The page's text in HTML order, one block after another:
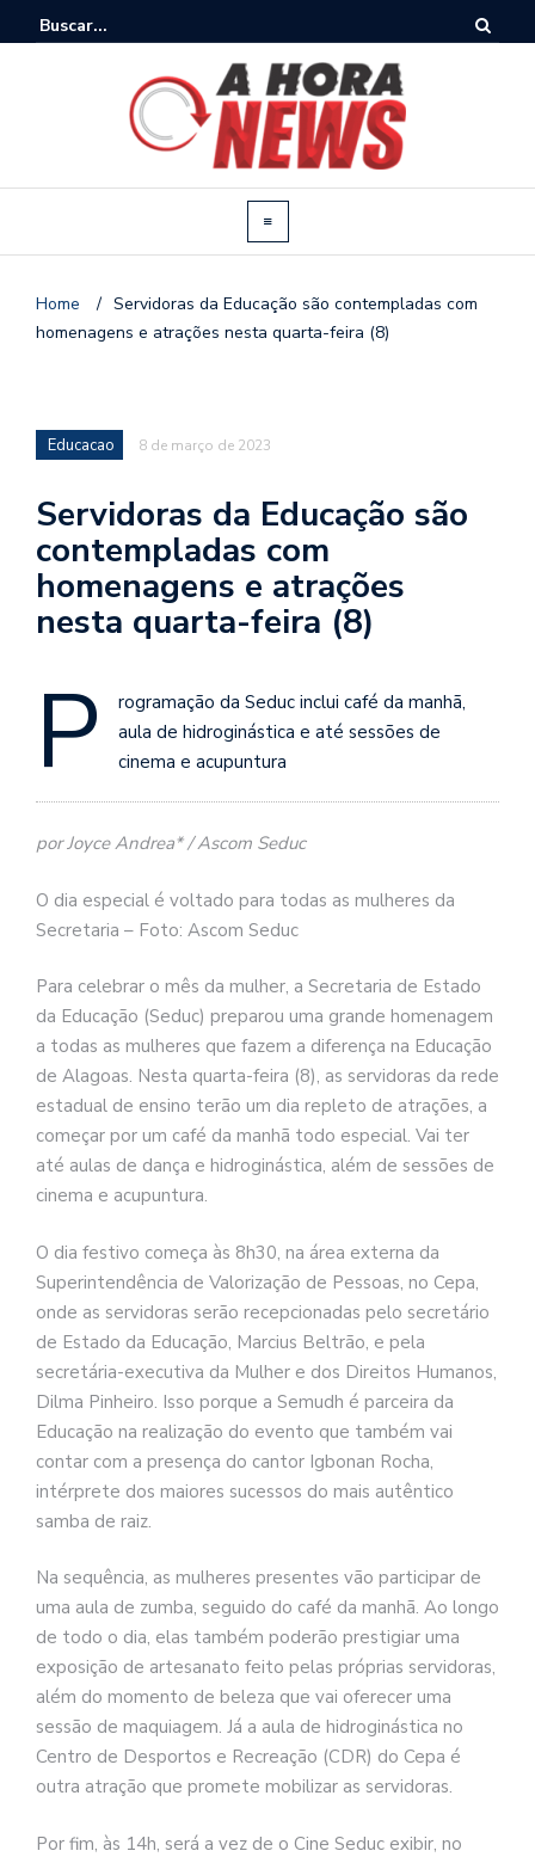
Home / Servidoras da Educação são contempladas com
homenagens e atrações nesta quarta-feira (8)
Educacao 8 de março de 2023
Servidoras da Educação são
contempladas com
homenagens e atrações
nesta quarta-feira (8)
P
rogramação da Seduc inclui café da manhã,
aula de hidroginástica e até sessões de
cinema e acupuntura
por Joyce Andrea* / Ascom Seduc
O dia especial é voltado para todas as mulheres da
Secretaria – Foto: Ascom Seduc
Para celebrar o mês da mulher, a Secretaria de Estado
da Educação (Seduc) preparou uma grande homenagem
a todas as mulheres que fazem a diferença na Educação
de Alagoas. Nesta quarta-feira (8), as servidoras da rede
estadual de ensino terão um dia repleto de atrações, a
começar por um café da manhã todo especial. Vai ter
até aulas de dança e hidroginástica, além de sessões de
cinema e acupuntura.
O dia festivo começa às 8h30, na área externa da
Superintendência de Valorização de Pessoas, no Cepa,
onde as servidoras serão recepcionadas pelo secretário
de Estado da Educação, Marcius Beltrão, e pela
secretária-executiva da Mulher e dos Direitos Humanos,
Dilma Pinheiro. Isso porque a Semudh é parceira da
Educação na realização do evento que também vai
contar com a presença do cantor Igbonan Rocha,
intérprete dos maiores sucessos do mais autêntico
samba de raiz.
Na sequência, as mulheres presentes vão participar de
uma aula de zumba, seguido do café da manhã. Ao longo
de todo o dia, elas também poderão prestigiar uma
exposição de artesanato feito pelas próprias servidoras,
além do momento de beleza que vai oferecer uma
sessão de maquiagem. Já a aula de hidroginástica no
Centro de Desportos e Recreação (CDR) do Cepa é
outra atração que promete mobilizar as servidoras.
Por fim, às 14h, será a vez de o Cine Seduc exibir, no